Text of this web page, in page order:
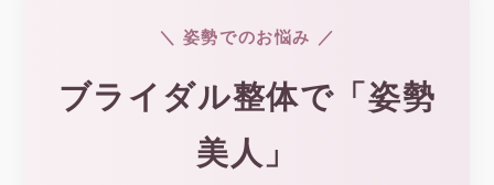
＼ 姿勢でのお悩み ／
ブライダル整体で「姿勢
美人」